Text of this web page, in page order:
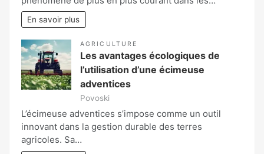
En savoir plus
AGRICULTURE
Les avantages écologiques de
l’utilisation d’une écimeuse
adventices
Povoski
L’écimeuse adventices s’impose comme un outil
innovant dans la gestion durable des terres
agricoles. Sa…